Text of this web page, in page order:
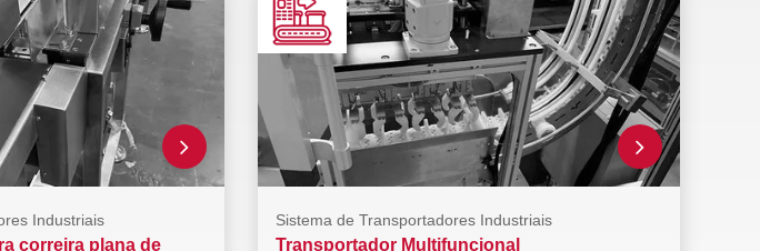
Industriais
correira plana de
Sistema de Transportadores Industriais
Transportador Multifuncional